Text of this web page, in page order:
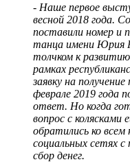
- Наше первое
весной 2018 года.
поставили номер и
танца имени Юрия
толчком к
рамках
заявку на
феврале 2019 года
ответ. Но когда
вопрос с
обратились ко
социальных сетях с
сбор денег.